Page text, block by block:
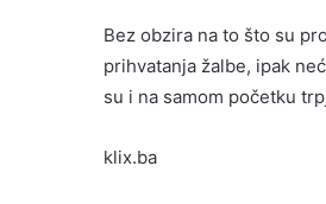
Bez obzira na to što su
prihvatanja žalbe, ipak
su i na samom početku
klix.ba